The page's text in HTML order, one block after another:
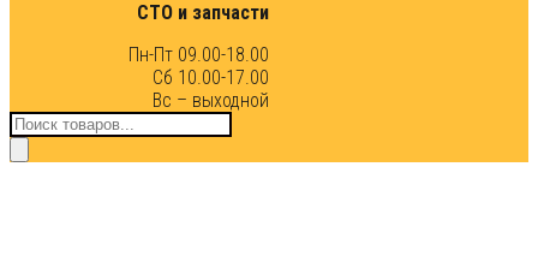
СТО и запчасти
Пн-Пт 09.00-18.00
Сб 10.00-17.00
Вс – выходной
Поиск
товаров